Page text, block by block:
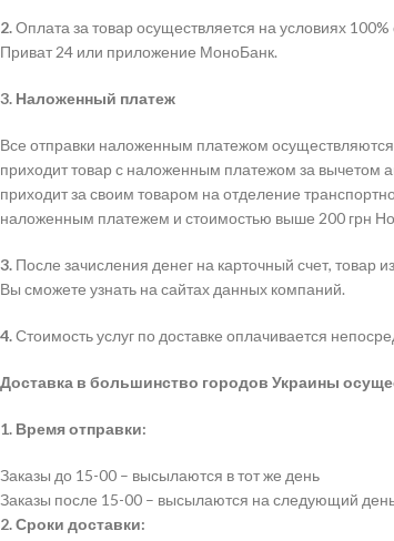
2.Оплата за товар осуществляется на условиях
Приват 24 или приложение МоноБанк.
3. Наложенный платеж
Все отправки наложенным платежом
приходит товар с наложенным платежом за вычетом
приходит за своим товаром на отделение
наложенным платежем и стоимостью выше 200 грн
3. После зачисления денег на карточный счет,
Вы сможете узнать на сайтах данных компаний.
4.Стоимость услуг по доставке оплачивается
Доставка в большинство городов Украины
1. Время отправки:
Заказы до 15-00 – высылаются в тот же день
Заказы после 15-00 – высылаются на следующий
2. Сроки доставки: